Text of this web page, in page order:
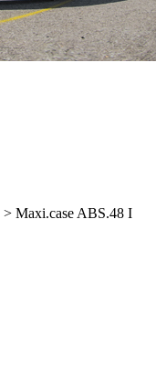
> Maxi.case ABS.48 I